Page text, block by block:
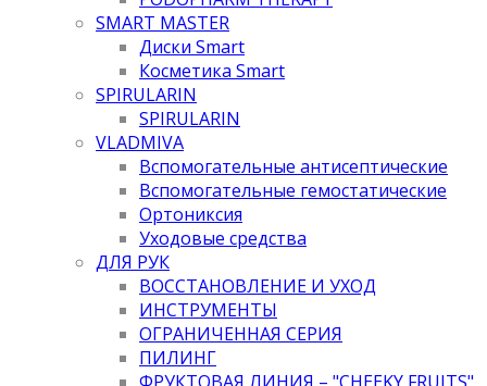
SMART MASTER
Диски Smart
Косметика Smart
SPIRULARIN
SPIRULARIN
VLADMIVA
Вспомогательные антисептические
Вспомогательные гемостатические
Ортониксия
Уходовые средства
ДЛЯ РУК
ВОССТАНОВЛЕНИЕ И УХОД
ИНСТРУМЕНТЫ
ОГРАНИЧЕННАЯ СЕРИЯ
ПИЛИНГ